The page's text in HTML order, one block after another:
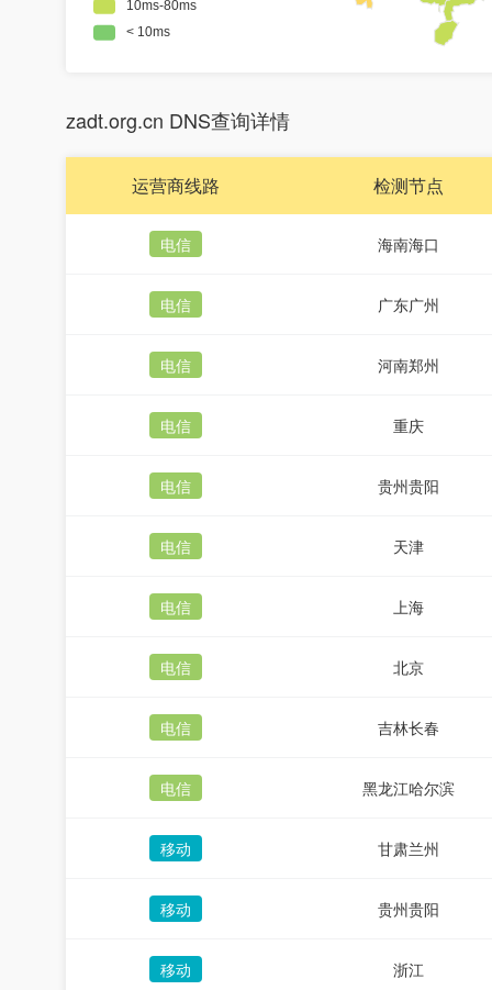
zadt.org.cn DNS查询详情
运营商线路 检测节点
电信 海南海口
电信 广东广州
电信 河南郑州
电信 重庆
电信 贵州贵阳
电信 天津
电信 上海
电信 北京
电信 吉林长春
电信 黑龙江哈尔滨
移动 甘肃兰州
移动 贵州贵阳
移动 浙江